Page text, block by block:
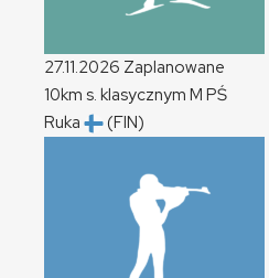
27.11.2026 Zaplanowane
10km s. klasycznym M PŚ
Ruka
(FIN)